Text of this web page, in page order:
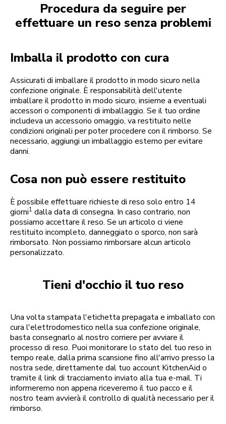
Procedura da seguire per
effettuare un reso senza problemi
Imballa il prodotto con cura
Assicurati di imballare il prodotto in modo sicuro nella
confezione originale. È responsabilità dell'utente
imballare il prodotto in modo sicuro, insieme a eventuali
accessori o componenti di imballaggio. Se il tuo ordine
includeva un accessorio omaggio, va restituito nelle
condizioni originali per poter procedere con il rimborso. Se
necessario, aggiungi un imballaggio esterno per evitare
danni.
Cosa non può essere restituito
È possibile effettuare richieste di reso solo entro 14
giorni1 dalla data di consegna. In caso contrario, non
possiamo accettare il reso. Se un articolo ci viene
restituito incompleto, danneggiato o sporco, non sarà
rimborsato. Non possiamo rimborsare alcun articolo
personalizzato.
Tieni d'occhio il tuo reso
Una volta stampata l'etichetta prepagata e imballato con
cura l'elettrodomestico nella sua confezione originale,
basta consegnarlo al nostro corriere per avviare il
processo di reso. Puoi monitorare lo stato del tuo reso in
tempo reale, dalla prima scansione fino all'arrivo presso la
nostra sede, direttamente dal tuo account KitchenAid o
tramite il link di tracciamento inviato alla tua e-mail. Ti
informeremo non appena riceveremo il tuo pacco e il
nostro team avvierà il controllo di qualità necessario per il
rimborso.